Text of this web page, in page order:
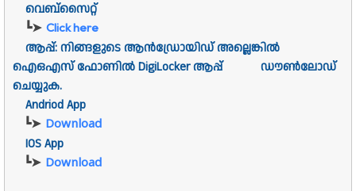
വെബ്സൈറ്റ്
┗➤ Click here
ആപ്പ്: നിങ്ങളുടെ ആൻഡ്രോയിഡ് അല്ലെങ്കിൽ
ഐഒഎസ് ഫോണിൽ DigiLocker ആപ്പ് ഡൗൺലോഡ്
ചെയ്യുക.
Andriod App
┗➤ Download
IOS App
┗➤ Download